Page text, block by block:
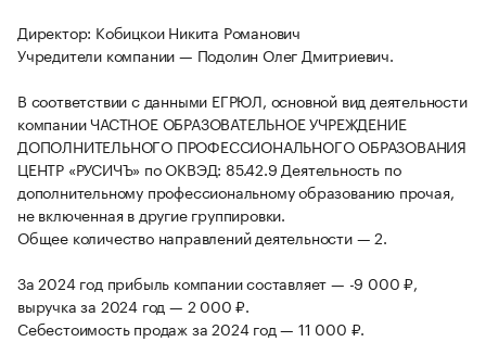
Директор: Кобицкои Никита Романович
Учредители компании — Подолин Олег Дмитриевич.
В соответствии с данными ЕГРЮЛ, основной вид деятельности
компании ЧАСТНОЕ ОБРАЗОВАТЕЛЬНОЕ УЧРЕЖДЕНИЕ
ДОПОЛНИТЕЛЬНОГО ПРОФЕССИОНАЛЬНОГО ОБРАЗОВАНИЯ
ЦЕНТР «РУСИЧЪ» по ОКВЭД: 85.42.9 Деятельность по
дополнительному профессиональному образованию прочая,
не включенная в другие группировки.
Общее количество направлений деятельности — 2.
За 2024 год прибыль компании составляет — -9 000 ₽,
выручка за 2024 год — 2 000 ₽.
Себестоимость продаж за 2024 год — 11 000 ₽.